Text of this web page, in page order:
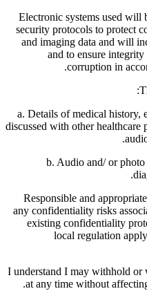
Electronic systems used will
security protocols to protect
and imaging data and will
and to ensure
corruption in
a. Details of medical history,
discussed with other
b. Audio and/ or
Responsible and
any confidentiality risks
existing confidentiality
local regulation
I understand I may withhold or
at any time without